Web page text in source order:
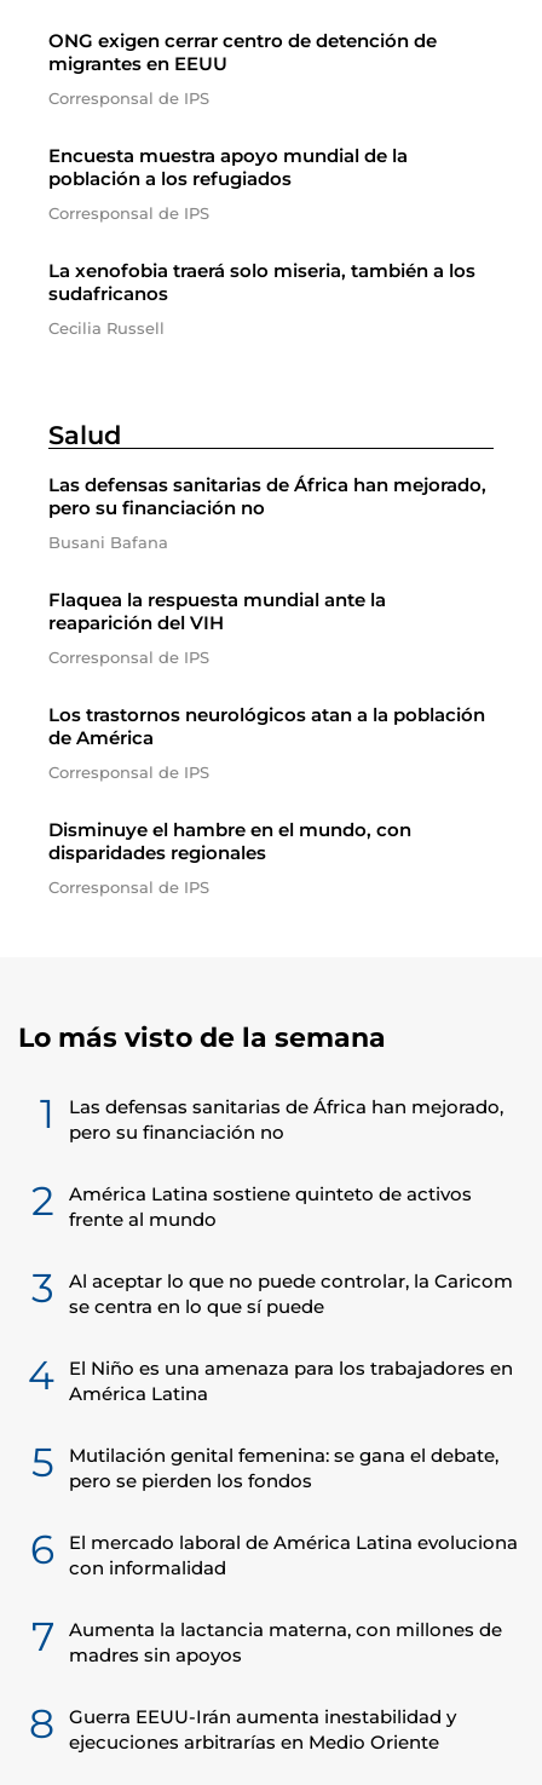
ONG exigen cerrar centro de detención de
migrantes en EEUU
Corresponsal de IPS
Encuesta muestra apoyo mundial de la
población a los refugiados
Corresponsal de IPS
La xenofobia traerá solo miseria, también a los
sudafricanos
Cecilia Russell
Salud
Las defensas sanitarias de África han mejorado,
pero su financiación no
Busani Bafana
Flaquea la respuesta mundial ante la
reaparición del VIH
Corresponsal de IPS
Los trastornos neurológicos atan a la población
de América
Corresponsal de IPS
Disminuye el hambre en el mundo, con
disparidades regionales
Corresponsal de IPS
Lo más visto de la semana
1
Las defensas sanitarias de África han mejorado,
pero su financiación no
2
América Latina sostiene quinteto de activos
frente al mundo
3
Al aceptar lo que no puede controlar, la Caricom
se centra en lo que sí puede
4
El Niño es una amenaza para los trabajadores en
América Latina
5
Mutilación genital femenina: se gana el debate,
pero se pierden los fondos
6
El mercado laboral de América Latina evoluciona
con informalidad
7
Aumenta la lactancia materna, con millones de
madres sin apoyos
8
Guerra EEUU-Irán aumenta inestabilidad y
ejecuciones arbitrarías en Medio Oriente